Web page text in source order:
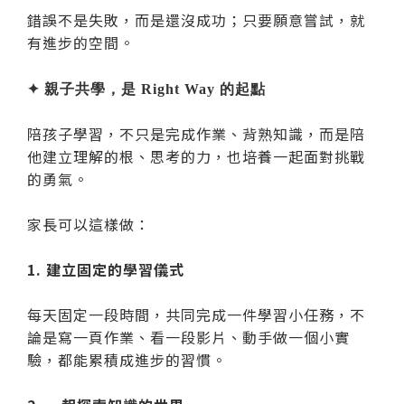
錯誤不是失敗，而是還沒成功；只要願意嘗試，就
有進步的空間。
✦ 親子共學，是 Right Way 的起點
陪孩子學習，不只是完成作業、背熟知識，而是陪
他建立理解的根、思考的力，也培養一起面對挑戰
的勇氣。
家長可以這樣做：
1. 建立固定的學習儀式
每天固定一段時間，共同完成一件學習小任務，不
論是寫一頁作業、看一段影片、動手做一個小實
驗，都能累積成進步的習慣。